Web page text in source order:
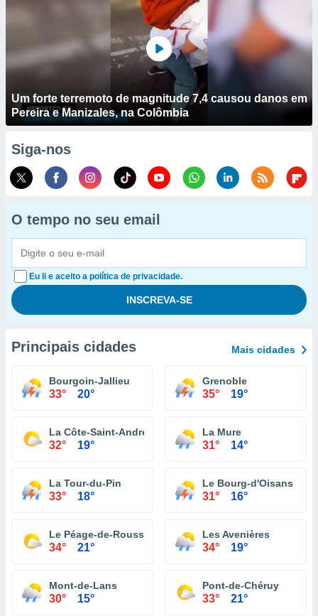
Um forte terremoto de magnitude 7,4 causou danos em
Pereira e Manizales, na Colômbia
Siga-nos
O tempo no seu email
Eu li e aceito a política de privacidade.
Principais cidades Mais cidades
Bourgoin-Jallieu
33° 20°
Grenoble
35° 19°
La Côte-Saint-André
32° 19°
La Mure
31° 14°
La Tour-du-Pin
33° 18°
Le Bourg-d'Oisans
31° 16°
Le Péage-de-Roussillon
34° 21°
Les Avenières
34° 19°
Mont-de-Lans
30° 15°
Pont-de-Chéruy
33° 21°